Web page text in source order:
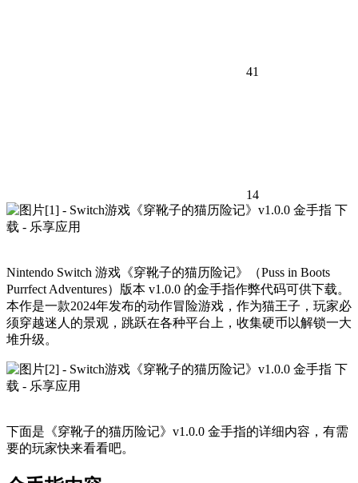
41
14
Nintendo Switch 游戏《穿靴子的猫历险记》（Puss in Boots
Purrfect Adventures）版本 v1.0.0 的金手指作弊代码可供下载。
本作是一款2024年发布的动作冒险游戏，作为猫王子，玩家必
须穿越迷人的景观，跳跃在各种平台上，收集硬币以解锁一大
堆升级。
下面是《穿靴子的猫历险记》v1.0.0 金手指的详细内容，有需
要的玩家快来看看吧。